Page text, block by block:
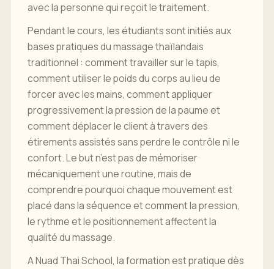
avec la personne qui reçoit le traitement.
Pendant le cours, les étudiants sont initiés aux
bases pratiques du massage thaïlandais
traditionnel : comment travailler sur le tapis,
comment utiliser le poids du corps au lieu de
forcer avec les mains, comment appliquer
progressivement la pression de la paume et
comment déplacer le client à travers des
étirements assistés sans perdre le contrôle ni le
confort. Le but n’est pas de mémoriser
mécaniquement une routine, mais de
comprendre pourquoi chaque mouvement est
placé dans la séquence et comment la pression,
le rythme et le positionnement affectent la
qualité du massage.
A Nuad Thai School, la formation est pratique dès